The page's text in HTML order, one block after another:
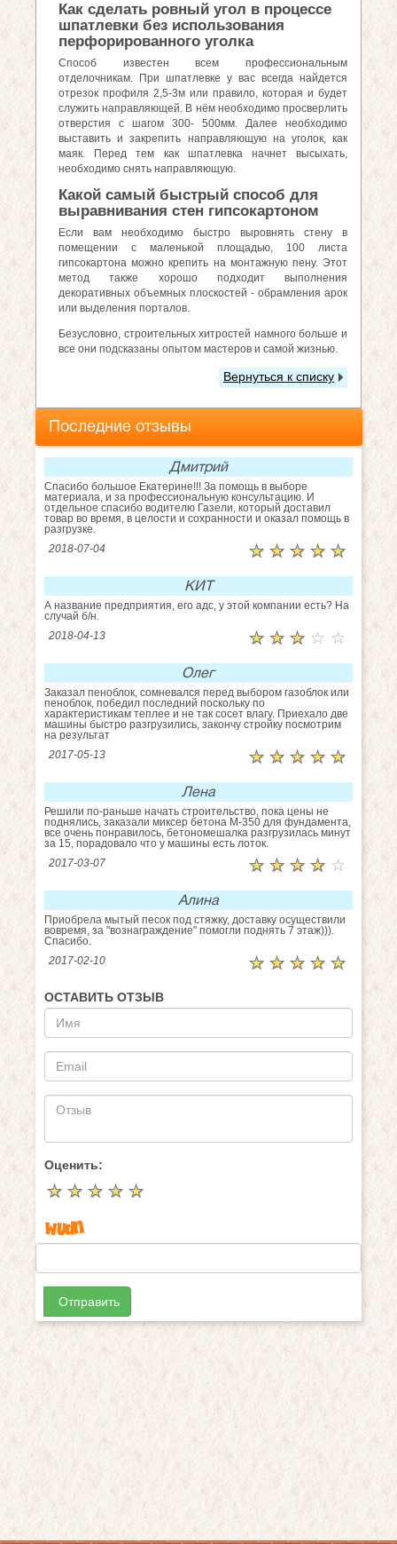
Как сделать ровный угол в процессе
шпатлевки без использования
перфорированного уголка
Способ известен всем профессиональным
отделочникам. При шпатлевке у вас всегда найдется
отрезок профиля 2,5-3м или правило, которая и будет
служить направляющей. В нём необходимо просверлить
отверстия с шагом 300- 500мм. Далее необходимо
выставить и закрепить направляющую на уголок, как
маяк. Перед тем как шпатлевка начнет высыхать,
необходимо снять направляющую.
Какой самый быстрый способ для
выравнивания стен гипсокартоном
Если вам необходимо быстро выровнять стену в
помещении с маленькой площадью, 100 листа
гипсокартона можно крепить на монтажную пену. Этот
метод также хорошо подходит выполнения
декоративных объемных плоскостей - обрамления арок
или выделения порталов.
Безусловно, строительных хитростей намного больше и
все они подсказаны опытом мастеров и самой жизнью.
Вернуться к списку
Последние отзывы
Дмитрий
Спасибо большое Екатерине!!! За помощь в выборе
материала, и за профессиональную консультацию. И
отдельное спасибо водителю Газели, который доставил
товар во время, в целости и сохранности и оказал помощь в
разгрузке.
2018-07-04
☆ ☆ ☆ ☆ ☆
★ ★ ★ ★ ★
КИТ
А название предприятия, его адс, у этой компании есть? На
случай б/н.
2018-04-13
☆ ☆ ☆ ☆ ☆
★ ★ ★ ★ ★
Олег
Заказал пеноблок, сомневался перед выбором газоблок или
пеноблок, победил последний поскольку по
характеристикам теплее и не так сосет влагу. Приехало две
машины быстро разгрузились, закончу стройку посмотрим
на результат
2017-05-13
☆ ☆ ☆ ☆ ☆
★ ★ ★ ★ ★
Лена
Решили по-раньше начать строительство, пока цены не
поднялись, заказали миксер бетона М-350 для фундамента,
все очень понравилось, бетономешалка разгрузилась минут
за 15, порадовало что у машины есть лоток.
2017-03-07
☆ ☆ ☆ ☆ ☆
★ ★ ★ ★ ★
Алина
Приобрела мытый песок под стяжку, доставку осуществили
вовремя, за "вознаграждение" помогли поднять 7 этаж))).
Спасибо.
2017-02-10
☆ ☆ ☆ ☆ ☆
★ ★ ★ ★ ★
ОСТАВИТЬ ОТЗЫВ
Оценить:
☆ ☆ ☆ ☆ ☆
★ ★ ★ ★ ★
Отправить